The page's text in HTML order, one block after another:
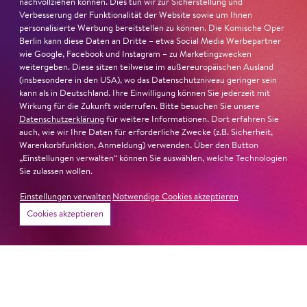
sind Auflehnung und Verletzlichkeit ebenso nachfühlbar
wie die verzweifelte Einsamkeit ihrer Figur.« Jury-
Begründung
nachvollziehen können. Dies tun wir zur Sicherstellung und
Verbesserung der Funktionalität der Website sowie um Ihnen
personalisierte Werbung bereitstellen zu können. Die Komische Oper
Berlin kann diese Daten an Dritte – etwa Social Media Werbepartner
wie Google, Facebook und Instagram – zu Marketingzwecken
weitergeben. Diese sitzen teilweise im außereuropäischen Ausland
(insbesondere in den USA), wo das Datenschutzniveau geringer sein
kann als in Deutschland. Ihre Einwilligung können Sie jederzeit mit
Wirkung für die Zukunft widerrufen. Bitte besuchen Sie unsere
Datenschutzerklärung für weitere Informationen. Dort erfahren Sie
auch, wie wir Ihre Daten für erforderliche Zwecke (z.B. Sicherheit,
Warenkorbfunktion, Anmeldung) verwenden. Über den Button
„Einstellungen verwalten“ können Sie auswählen, welche Technologien
Sie zulassen wollen.
Einstellungen verwalten Notwendige Cookies akzeptieren
Cookies akzeptieren